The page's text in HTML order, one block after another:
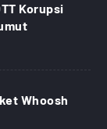
Korupsi
Whoosh